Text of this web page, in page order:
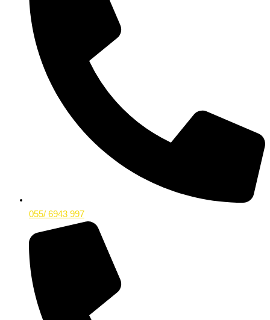
055/ 6943 997